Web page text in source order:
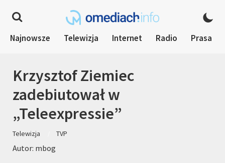
Najnowsze Telewizja Internet Radio Prasa
Krzysztof Ziemiec
zadebiutował w
„Teleexpressie”
Telewizja TVP
Autor: mbog